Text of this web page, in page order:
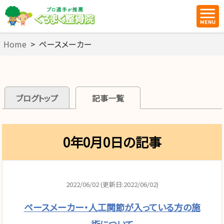
Home > ペースメーカー
ブログトップ 記事一覧
0年0月0日の記事
2022/06/02 (更新日:2022/06/02)
ペースメーカー・人工関節が入っている方の施